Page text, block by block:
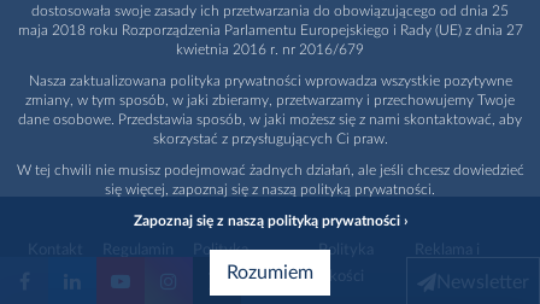
Polityka
prywatności
Polityka
promocja
dostosowała swoje zasady ich przetwarzania do obowiązującego od dnia 25
maja 2018 roku Rozporządzenia Parlamentu Europejskiego i Rady (UE) z dnia 27
kwietnia 2016 r. nr 2016/679
Nasza zaktualizowana polityka prywatności wprowadza wszystkie pozytywne
zmiany, w tym sposób, w jaki zbieramy, przetwarzamy i przechowujemy Twoje
dane osobowe. Przedstawia sposób, w jaki możesz się z nami skontaktować, aby
skorzystać z przysługujących Ci praw.
W tej chwili nie musisz podejmować żadnych działań, ale jeśli chcesz dowiedzieć
się więcej, zapoznaj się z naszą polityką prywatności.
Zapoznaj się z naszą polityką prywatności ›
Rozumiem Newsletter